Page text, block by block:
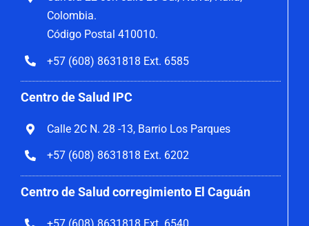
Colombia.
Código Postal 410010.
+57 (608) 8631818 Ext. 6585
Centro de Salud IPC
Calle 2C N. 28 -13, Barrio Los Parques
+57 (608) 8631818 Ext. 6202
Centro de Salud corregimiento El Caguán